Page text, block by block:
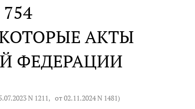
АКТЫ
ФЕДЕРАЦИИ
N 1211, от 02.11.2024 N 1481)